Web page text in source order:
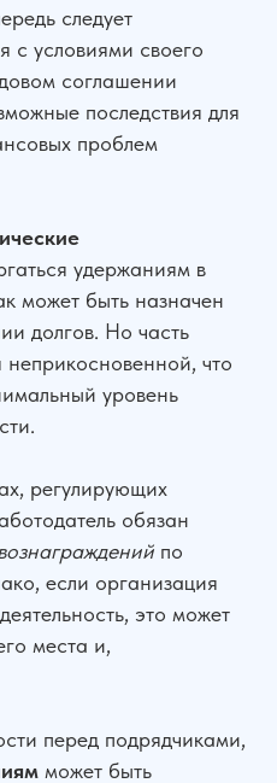
следует
с условиями своего
соглашении
последствия для
проблем
удержаниям в
может быть назначен
долгов. Но часть
неприкосновенной, что
уровень
регулирующих
обязан
по
если организация
это может
места и,
перед подрядчиками,
может быть